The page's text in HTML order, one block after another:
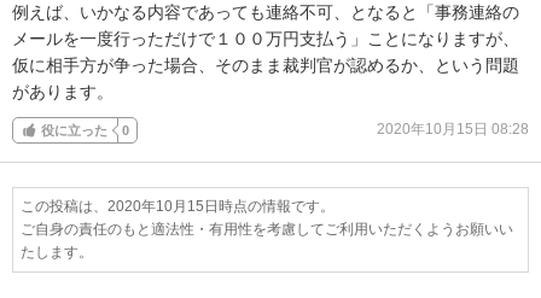
例えば、いかなる内容であっても連絡不可、となると「事務連絡の
メールを一度行っただけで１００万円支払う」ことになりますが、
仮に相手方が争った場合、そのまま裁判官が認めるか、という問題
があります。
役に立った 0 2020年10月15日 08:28
この投稿は、2020年10月15日時点の情報です。
ご自身の責任のもと適法性・有用性を考慮してご利用いただくようお願いい
たします。